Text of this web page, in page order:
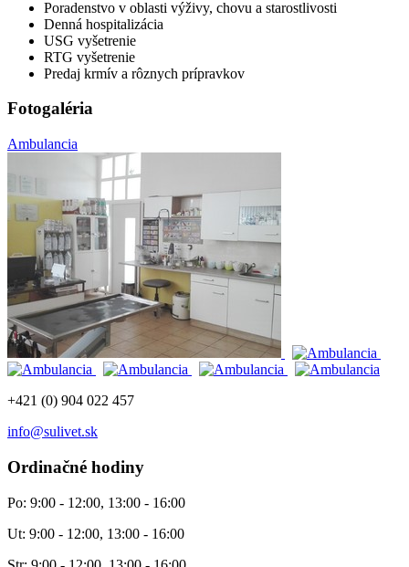
Poradenstvo v oblasti výživy, chovu a starostlivosti
Denná hospitalizácia
USG vyšetrenie
RTG vyšetrenie
Predaj krmív a rôznych prípravkov
Fotogaléria
Ambulancia
+421 (0) 904 022 457
info@sulivet.sk
Ordinačné hodiny
Po: 9:00 - 12:00, 13:00 - 16:00
Ut: 9:00 - 12:00, 13:00 - 16:00